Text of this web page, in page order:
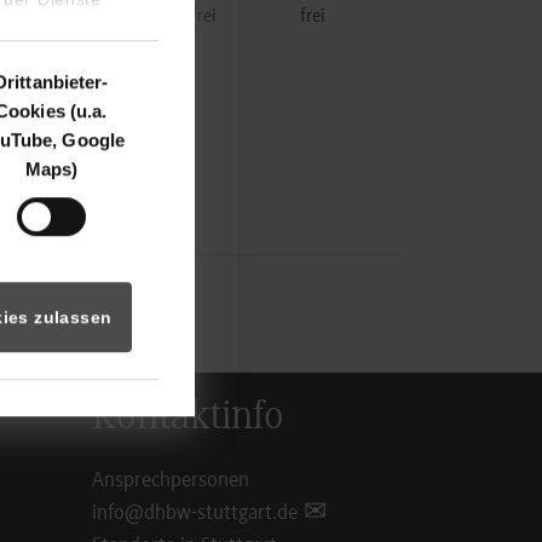
(u.a.
Google
Maps)
zulassen
frei frei
Kontaktinfo
Ansprechpersonen
info@dhbw-stuttgart.de